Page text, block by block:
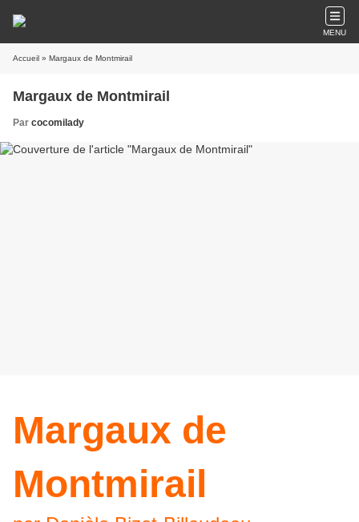
MENU
Accueil » Margaux de Montmirail
Margaux de Montmirail
Par cocomilady
Margaux de
Montmirail